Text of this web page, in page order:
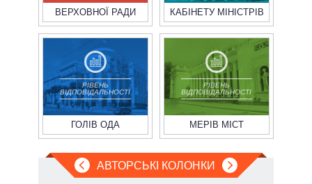
ВЕРХОВНОЇ РАДИ КАБІНЕТУ МІНІСТРІВ
РІВЕНЬ
ВІДПОВІДАЛЬНОСТІ
ГОЛІВ ОДА
РІВЕНЬ
ВІДПОВІДАЛЬНОСТІ
МЕРІВ МІСТ
АВТОРСЬКІ КОЛОНКИ